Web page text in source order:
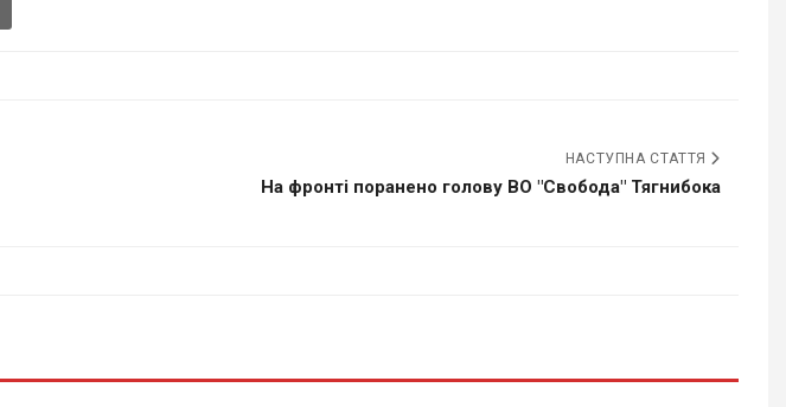
НАСТУПНА СТАТТЯ
На фронті поранено голову ВО "Свобода" Тягнибока